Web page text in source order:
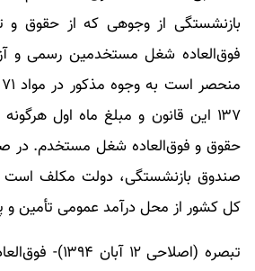
بازنشستگی از وجوهی که از حقوق و
فوق‌العاده شغل مستخدمین رسمی و
۱۳۷ این قانون و مبلغ ماه اول
حقوق و فوق‌العاده شغل مستخدم. در
صندوق بازنشستگی، دولت مکلف است
کل کشور از محل درآمد عمومی تأمین و
تبصره (اصلاحی